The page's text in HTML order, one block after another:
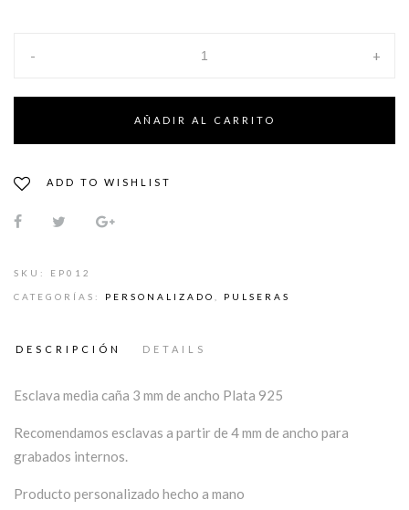
- +
AÑADIR AL CARRITO
ADD TO WISHLIST
SKU: EP012
CATEGORÍAS: PERSONALIZADO PULSERAS
DESCRIPCIÓN DETAILS
Esclava media caña 3 mm de ancho Plata 925
Recomendamos esclavas a partir de 4 mm de ancho para
grabados internos.
Producto personalizado hecho a mano